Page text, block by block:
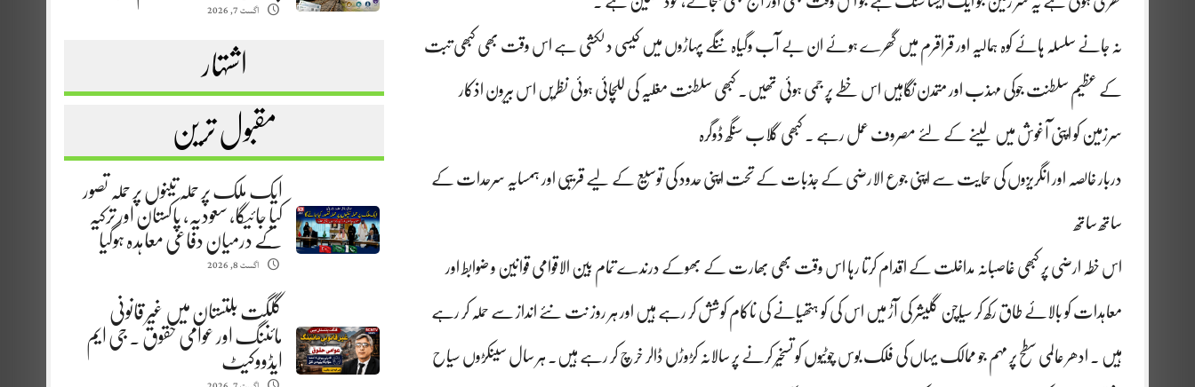
اگست 7, 2026
اشتہار
مقبول ترین
ایک ملک پر حملہ تینوں پر حملہ تصور
کیا جائیگا، سعودیہ، پاکستان اور ترکیہ
کے درمیان دفاعی معاہدہ ہوگیا
اگست 8, 2026
گلگت بلتستان میں غیر قانونی
مائننگ اور عوامی حقوق . جی ایم
ایڈووکیٹ
نہ جانے سلسلہ ہائے کوہ ہمالیہ اور قراقرم میں گھرے ہوئے ان بے آب وگیاہ ننگے پہاڑوں میں کیسی دلکشی ہے اس وقت بھی کبھی تبت
کے عظیم سلطنت جوکی مہذب اور متمدن نگاہیں اس خطے پر جمی ہوئی تھیں۔ کبھی سلطنت مغلیہ کی للچائی ہوئی نظریں اس بیرون اذکار
سرزمین کو اپنی آغوش میں لینے کے لئے مصروف عمل رہے ۔ کبھی گلاب سنگھ ڈوگرہ
دربار خالصہ اور انگریزوں کی حمایت سے اپنی جوع الارضی کے جذبات کے تحت اپنی حدود کی توسیع کے لیے قریبی اور ہمسایہ سرحدات کے
ساتھ ساتھ
اس خطہ ارضی پر کبھی غاصبانہ مداخلت کے اقدام کرتا رہا اس وقت بھی بھارت کے بھوکے درندے تمام بین الاقوامی قوانین و ضوابط اور
معاہدات کو بالائے طاق رکھ کر سیاچن گلیشر کی آڑ میں اس کی کو ہتھیانے کی ناکام کوشش کر رہے ہیں اور ہر روز نت نئے انداز سے حملہ کر رہے
ہیں ۔ ادھر عالمی سطح پر مہم جو ممالک یہاں کی فلک بوس چوٹیوں کو تسخیر کرنے پر سالانہ کڑوڑں ڈالر خرچ کر رہے ہیں۔ ہر سال سینکڑوں سیاح